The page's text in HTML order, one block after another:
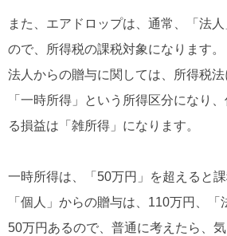
また、エアドロップは、通常、「法
ので、所得税の課税対象になります。
法人からの贈与に関しては、所得税法
「一時所得」という所得区分になり
る損益は「雑所得」になります。
一時所得は、「50万円」を超えると課
「個人」からの贈与は、110万円、「
50万円あるので、普通に考えたら、